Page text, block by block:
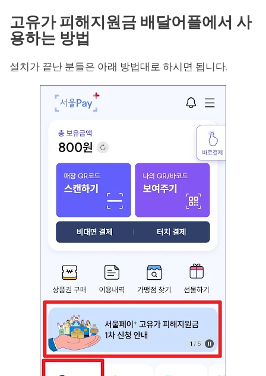
고유가 피해지원금 배달어플에서 사
용하는 방법
설치가 끝난 분들은 아래 방법대로 하시면 됩니다.